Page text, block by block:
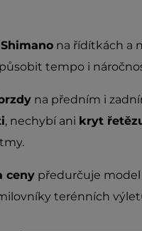
na řídítkách a
tempo i
na předním i
, nechybí ani kryt
ceny předurčuje model
terénních